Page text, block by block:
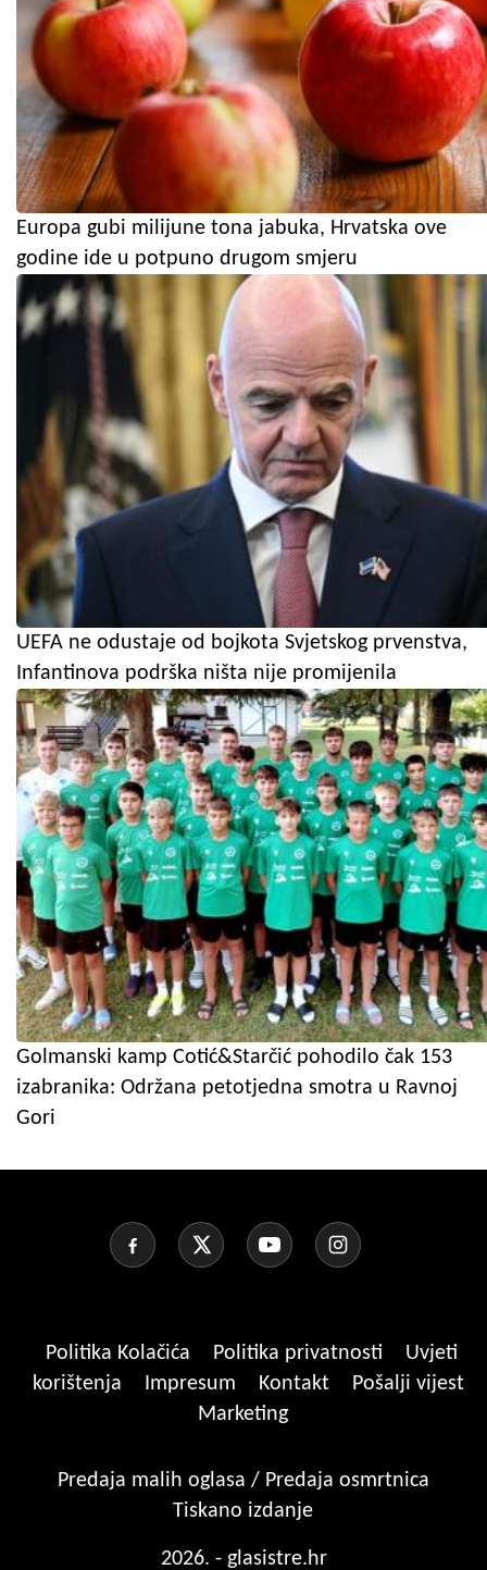
Europa gubi milijune tona jabuka, Hrvatska ove
godine ide u potpuno drugom smjeru
UEFA ne odustaje od bojkota Svjetskog prvenstva,
Infantinova podrška ništa nije promijenila
Golmanski kamp Cotić&Starčić pohodilo čak 153
izabranika: Održana petotjedna smotra u Ravnoj
Gori
Politika Kolačića Politika privatnosti
Uvjeti
korištenja
Impresum Kontakt
Pošalji vijest
Marketing
Predaja malih oglasa / Predaja osmrtnica
Tiskano izdanje
2026. - glasistre.hr